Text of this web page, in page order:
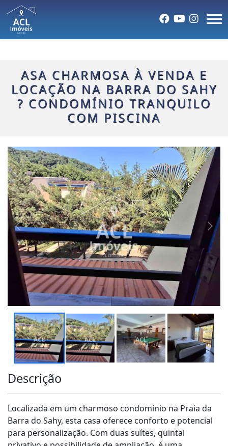
ASA CHARMOSA À VENDA E
LOCAÇÃO NA BARRA DO SAHY
? CONDOMÍNIO TRANQUILO
COM PISCINA
Descrição
Localizada em um charmoso condomínio na Praia da
Barra do Sahy, esta casa oferece conforto e potencial
para personalização. Com duas suítes, quintal